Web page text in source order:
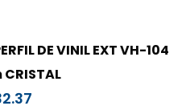
DE VINIL EXT VH-104